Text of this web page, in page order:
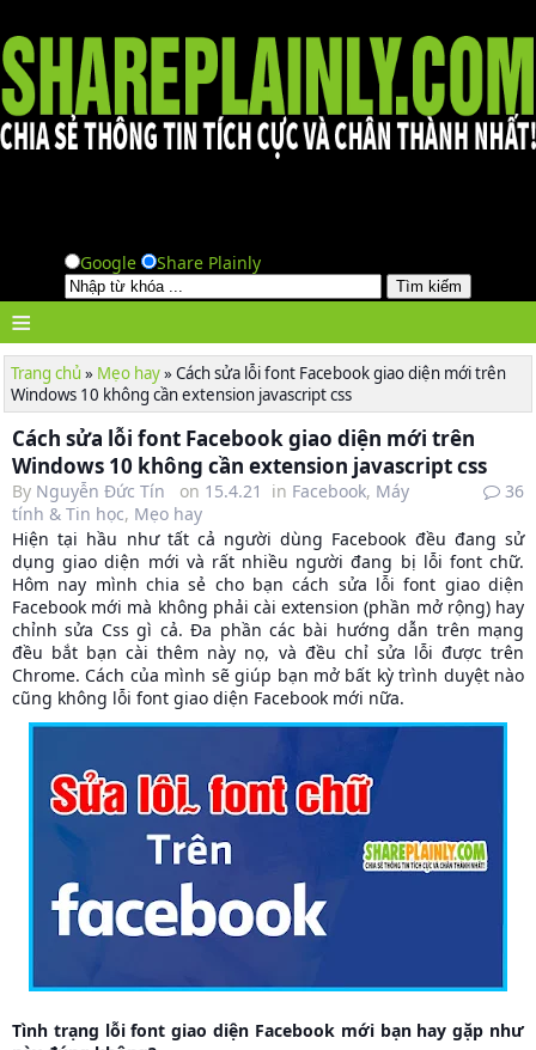
Google Share Plainly
≡
Trang chủ » Mẹo hay» Cách sửa lỗi font Facebook giao diện mới trên
Windows 10 không cần extension javascript css
Cách sửa lỗi font Facebook giao diện mới trên
Windows 10 không cần extension javascript css
By Nguyễn Đức Tín on 15.4.21 in Facebook, Máy
tính & Tin học, Mẹo hay
36
Hiện tại hầu như tất cả người dùng Facebook đều đang sử
dụng giao diện mới và rất nhiều người đang bị lỗi font chữ.
Hôm nay mình chia sẻ cho bạn cách sửa lỗi font giao diện
Facebook mới mà không phải cài extension (phần mở rộng) hay
chỉnh sửa Css gì cả. Đa phần các bài hướng dẫn trên mạng
đều bắt bạn cài thêm này nọ, và đều chỉ sửa lỗi được trên
Chrome. Cách của mình sẽ giúp bạn mở bất kỳ trình duyệt nào
cũng không lỗi font giao diện Facebook mới nữa.
Tình trạng lỗi font giao diện Facebook mới bạn hay gặp như